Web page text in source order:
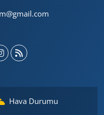
Hava Durumu